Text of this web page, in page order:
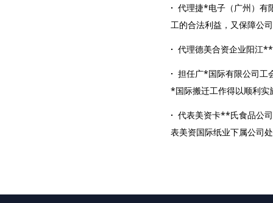
· 代理捷*电子（广州）有
工的合法利益，又保障公
· 代理德美合资企业阳江
· 担任广*国际有限公司工
*国际搬迁工作得以顺利实
· 代表美资卡**氏食品公
表美资国际纸业下属公司